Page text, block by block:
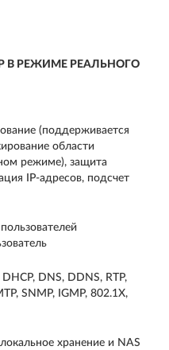
РЕЖИМЕ РЕАЛЬНОГО
(поддерживается
области
режиме), защита
IP-адресов, подсчет
DHCP, DNS, DDNS, RTP,
SNMP, IGMP, 802.1X,
хранение и NAS